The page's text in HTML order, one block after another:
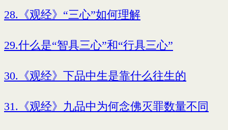
28.《观经》“三心”如何理解
29.什么是“智具三心”和“行具三心”
30.《观经》下品中生是靠什么往生的
31.《观经》九品中为何念佛灭罪数量不同